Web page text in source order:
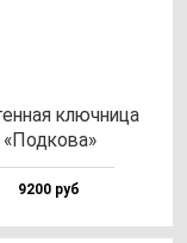
ключ­ни­ца
«Под­ко­ва»
9200 руб